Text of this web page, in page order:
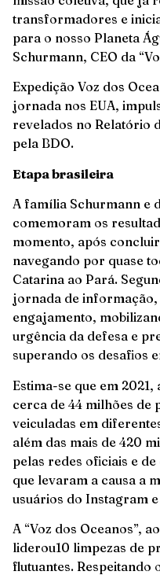
transformadores e
para o nosso Planeta
Schurmann, CEO da
Expedição Voz dos
jornada nos EUA,
revelados no Relatório
pela BDO.
Etapa brasileira
A família Schurmann e
comemoram os
momento, após
navegando por quase
Catarina ao Pará.
jornada de informação,
engajamento,
urgência da defesa e
superando os desafios
Estima-se que em
cerca de 44 milhões de
veiculadas em
além das mais de 420
pelas redes oficiais e
que levaram a causa a
usuários do Instagram
A “Voz dos Oceanos”,
liderou10 limpezas de
flutuantes. Respeitando